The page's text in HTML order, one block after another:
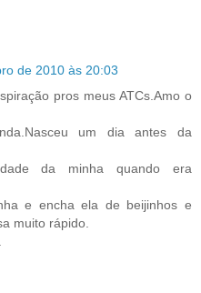
de 2010 às 20:03
pros meus ATCs.Amo o
um dia antes da
da minha quando era
e encha ela de beijinhos e
muito rápido.